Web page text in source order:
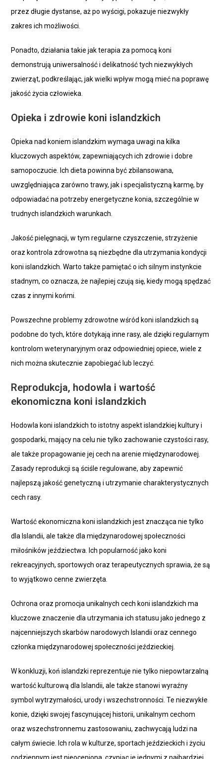
przez długie dystanse, aż po wyścigi, pokazuje niezwykły
zakres ich możliwości.
Ponadto, działania takie jak terapia za pomocą koni
demonstrują uniwersalność i delikatność tych niezwykłych
zwierząt, podkreślając, jak wielki wpływ mogą mieć na poprawę
jakość życia człowieka.
Opieka i zdrowie koni islandzkich
Opieka nad koniem islandzkim wymaga uwagi na kilka
kluczowych aspektów, zapewniających ich zdrowie i dobre
samopoczucie. Ich dieta powinna być zbilansowana,
uwzględniająca zarówno trawy, jak i specjalistyczną karmę, by
odpowiadać na potrzeby energetyczne konia, szczególnie w
trudnych islandzkich warunkach.
Jakość pielęgnacji, w tym regularne czyszczenie, strzyżenie
oraz kontrola zdrowotna są niezbędne dla utrzymania kondycji
koni islandzkich. Warto także pamiętać o ich silnym instynkcie
stadnym, co oznacza, że najlepiej czują się, kiedy mogą spędzać
czas z innymi końmi.
Powszechne problemy zdrowotne wśród koni islandzkich są
podobne do tych, które dotykają inne rasy, ale dzięki regularnym
kontrolom weterynaryjnym oraz odpowiedniej opiece, wiele z
nich można skutecznie zapobiegać lub leczyć.
Reprodukcja, hodowla i wartość
ekonomiczna koni islandzkich
Hodowla koni islandzkich to istotny aspekt islandzkiej kultury i
gospodarki, mający na celu nie tylko zachowanie czystości rasy,
ale także propagowanie jej cech na arenie międzynarodowej.
Zasady reprodukcji są ściśle regulowane, aby zapewnić
najlepszą jakość genetyczną i utrzymanie charakterystycznych
cech rasy.
Wartość ekonomiczna koni islandzkich jest znacząca nie tylko
dla Islandii, ale także dla międzynarodowej społeczności
miłośników jeździectwa. Ich popularność jako koni
rekreacyjnych, sportowych oraz terapeutycznych sprawia, że są
to wyjątkowo cenne zwierzęta.
Ochrona oraz promocja unikalnych cech koni islandzkich ma
kluczowe znaczenie dla utrzymania ich statusu jako jednego z
najcenniejszych skarbów narodowych Islandii oraz cennego
członka międzynarodowej społeczności jeździeckiej.
W konkluzji, koń islandzki reprezentuje nie tylko niepowtarzalną
wartość kulturową dla Islandii, ale także stanowi wyraźny
symbol wytrzymałości, urody i wszechstronności. Te niezwykłe
konie, dzięki swojej fascynującej historii, unikalnym cechom
oraz wszechstronnemu zastosowaniu, zachwycają ludzi na
całym świecie. Ich rola w kulturze, sportach jeździeckich i życiu